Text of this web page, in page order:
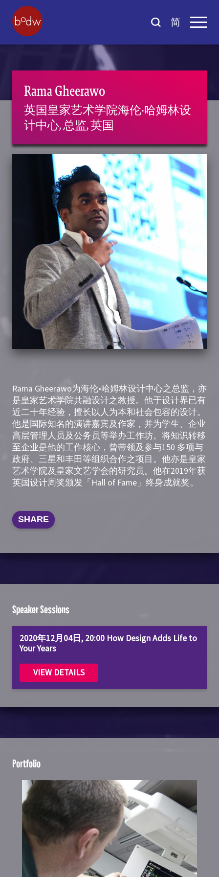
简
Rama Gheerawo为海伦•哈姆林设计中心之总监，亦
是皇家艺术学院共融设计之教授。他于设计界已有
近二十年经验，擅长以人为本和社会包容的设计。
他是国际知名的演讲嘉宾及作家，并为学生、企业
高层管理人员及公务员等举办工作坊。将知识转移
至企业是他的工作核心，曾带领及参与150 多项与
政府、三星和丰田等组织合作之项目。他亦是皇家
艺术学院及皇家文艺学会的研究员。他在2019年获
英国设计周奖颁发「Hall of Fame」终身成就奖。
SHARE
Rama Gheerawo
英国皇家艺术学院海伦‧哈姆林设
计中心, 总监, 英国
Speaker Sessions
2020年12月04日, 20:00 How Design Adds Life to
Your Years
VIEW DETAILS
Portfolio